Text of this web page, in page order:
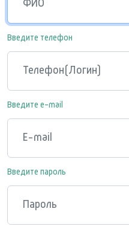
Введите телефон
Введите e-mail
Введите пароль